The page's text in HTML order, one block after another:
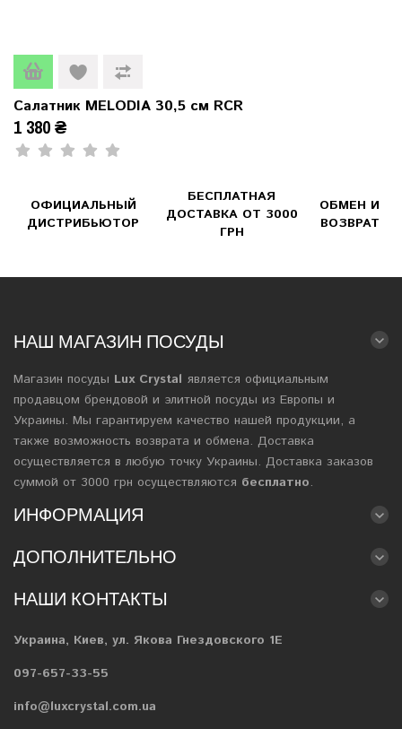
Салатник MELODIA 30,5 см RCR
1 380 ₴
ОФИЦИАЛЬНЫЙ
ДИСТРИБЬЮТОР
БЕСПЛАТНАЯ
ДОСТАВКА ОТ 3000
ГРН
ОБМЕН И
ВОЗВРАТ
НАШ МАГАЗИН ПОСУДЫ
Магазин посуды Lux Crystal является официальным
продавцом брендовой и элитной посуды из Европы и
Украины. Мы гарантируем качество нашей продукции, а
также возможность возврата и обмена. Доставка
осуществляется в любую точку Украины. Доставка заказов
суммой от 3000 грн осуществляются бесплатно.
ИНФОРМАЦИЯ
ДОПОЛНИТЕЛЬНО
НАШИ КОНТАКТЫ
Украина, Киев, ул. Якова Гнездовского 1Е
097-657-33-55
info@luxcrystal.com.ua